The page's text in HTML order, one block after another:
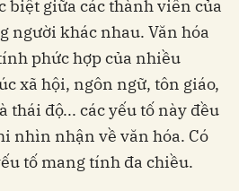
biệt giữa các thành viên của
người khác nhau. Văn hóa
phức hợp của nhiều
xã hội, ngôn ngữ, tôn giáo,
thái độ... các yếu tố này đều
nhìn nhận về văn hóa. Có
tố mang tính đa chiều.